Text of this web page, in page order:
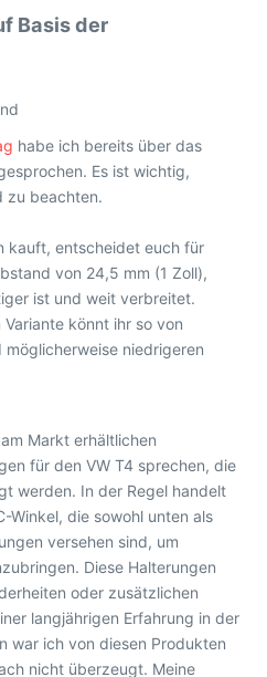
Basis der
habe ich bereits über das
Es ist wichtig,
zu beachten.
kauft, entscheidet euch für
von 24,5 mm (1 Zoll),
ist und weit verbreitet.
könnt ihr so von
niedrigeren
Markt erhältlichen
für den VW T4 sprechen, die
werden. In der Regel handelt
Winkel, die sowohl unten als
versehen sind, um
Diese Halterungen
oder zusätzlichen
langjährigen Erfahrung in der
war ich von diesen Produkten
nicht überzeugt. Meine